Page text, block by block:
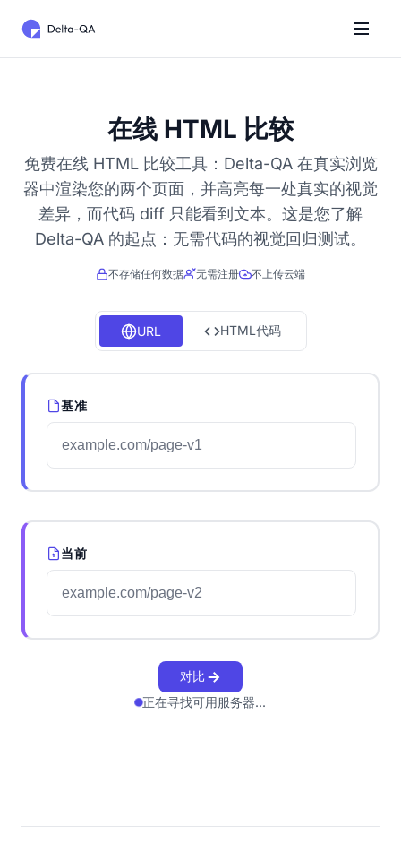
在线 HTML 比较
免费在线 HTML 比较工具：Delta-QA 在真实浏览
器中渲染您的两个页面，并高亮每一处真实的视觉
差异，而代码 diff 只能看到文本。这是您了解
Delta-QA 的起点：无需代码的视觉回归测试。
不存储任何数据 无需注册 不上传云端
URL HTML代码
基准
当前
对比
正在寻找可用服务器...